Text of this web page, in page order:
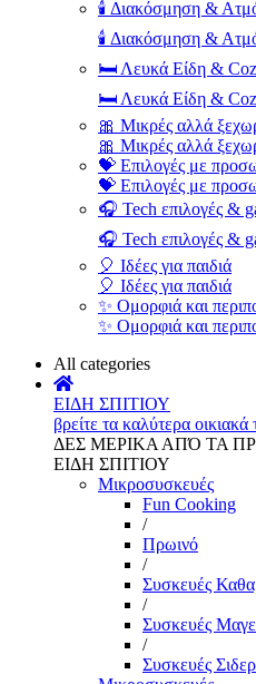
🕯️ Διακόσμηση &
🕯️ Διακόσμηση &
🛏️ Λευκά Είδη &
🛏️ Λευκά Είδη &
🎀 Μικρές αλλά
🎀 Μικρές αλλά
💝 Επιλογές με
💝 Επιλογές με
🎧 Tech επιλογές &
🎧 Tech επιλογές &
🎈 Ιδέες για παιδιά
🎈 Ιδέες για παιδιά
✨ Ομορφιά και
✨ Ομορφιά και
All categories
ΕΙΔΗ ΣΠΙΤΙΟΥ
βρείτε τα καλύτερα οικιακά
ΔΕΣ ΜΕΡΙΚΑ ΑΠΌ ΤΑ
ΕΙΔΗ ΣΠΙΤΙΟΥ
Μικροσυσκευές
Fun Cooking
/
Πρωινό
/
Συσκευές
/
Συσκευές
/
Συσκευές